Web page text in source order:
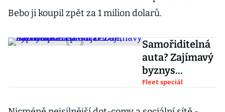
Bebo ji koupil zpět za 1 milion dolarů.
Samořiditelná
auta? Zajímavý
byznys
představují i
dokáží plout
Fleet speciál